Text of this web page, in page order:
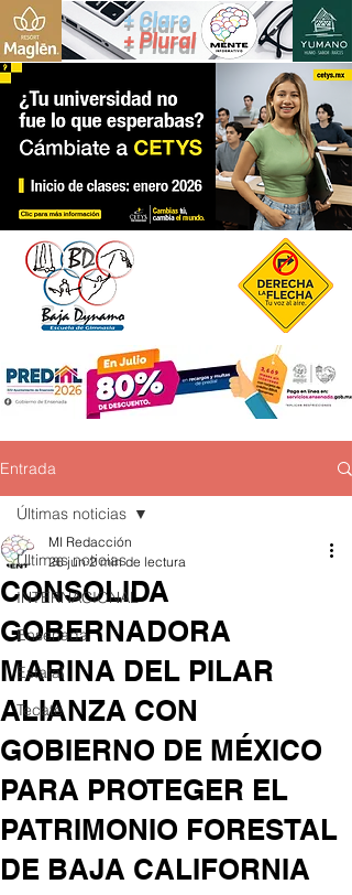
+ Claro
+ Plural
Entrada
Últimas noticias
INTERNACIONAL
Ensenada
Estatal
Tecate
Últimas noticias
CONSOLIDA
GOBERNADORA
MARINA DEL PILAR
ALIANZA CON
GOBIERNO DE MÉXICO
PARA PROTEGER EL
PATRIMONIO FORESTAL
DE BAJA CALIFORNIA
MI Redacción
26 jun 2 min de lectura